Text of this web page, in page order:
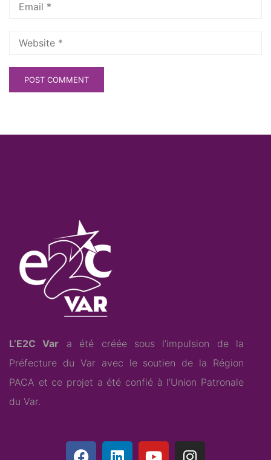
L’E2C Var a été créée sous l’impulsion de la
Préfecture du Var avec le soutien de la Région
PACA et ce projet a été confié à l’Union Patronale
du Var.